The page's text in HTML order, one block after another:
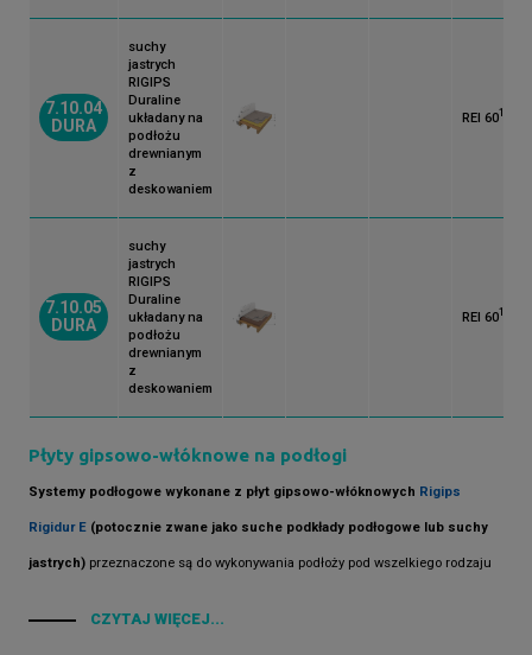
7.10.04
DURA
suchy
jastrych
RIGIPS
Duraline
układany na
podłożu
drewnianym
z
deskowaniem
REI 601)
7.10.05
DURA
suchy
jastrych
RIGIPS
Duraline
układany na
podłożu
drewnianym
z
deskowaniem
REI 601)
Płyty gipsowo-włóknowe na podłogi
Systemy podłogowe wykonane z płyt gipsowo-włóknowych Rigips
Rigidur E (potocznie zwane jako suche podkłady podłogowe lub suchy
jastrych) przeznaczone są do wykonywania podłoży pod wszelkiego rodzaju
CZYTAJ WIĘCEJ...